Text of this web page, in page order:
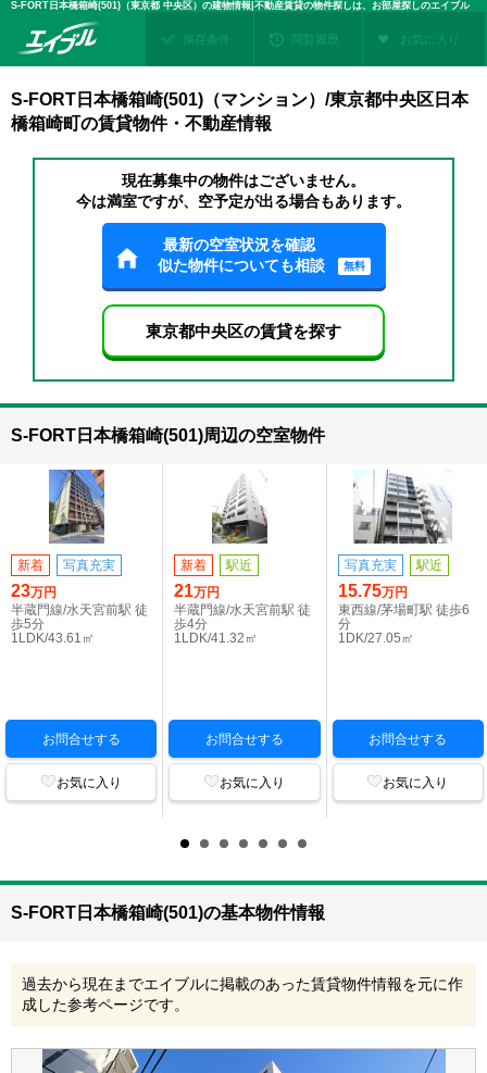
S-FORT日本橋箱崎(501)（東京都 中央区）の建物情報|不動産賃貸の物件探しは、お部屋探しのエイブル
保存条件 閲覧履歴 お気に入り
S-FORT日本橋箱崎(501)（マンション）/東京都中央区日本
橋箱崎町の賃貸物件・不動産情報
現在募集中の物件はございません。
今は満室ですが、空予定が出る場合もあります。
最新の空室状況を確認
似た物件についても相談
無料
東京都中央区の賃貸を探す
S-FORT日本橋箱崎(501)周辺の空室物件
新着 写真充実
23万円
半蔵門線/水天宮前駅 徒
歩5分
1LDK/43.61㎡
お問合せする
お気に入り
新着 駅近
21万円
半蔵門線/水天宮前駅 徒
歩4分
1LDK/41.32㎡
お問合せする
お気に入り
写真充実 駅近
15.75万円
東西線/茅場町駅 徒歩6
分
1DK/27.05㎡
お問合せする
お気に入り
S-FORT日本橋箱崎(501)の基本物件情報
過去から現在までエイブルに掲載のあった賃貸物件情報を元に作
成した参考ページです。